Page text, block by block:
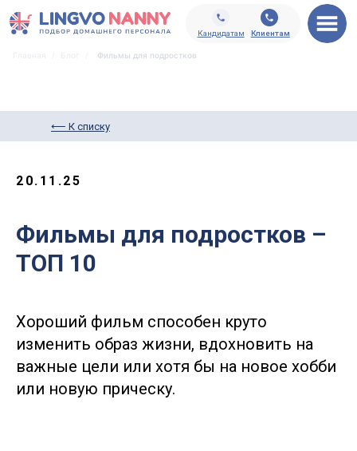
Кандидатам
Фильмы для подростков
⟵ К списку
20.11.25
Фильмы для подростков –
ТОП 10
Хороший фильм способен круто
изменить образ жизни, вдохновить на
важные цели или хотя бы на новое хобби
или новую прическу.